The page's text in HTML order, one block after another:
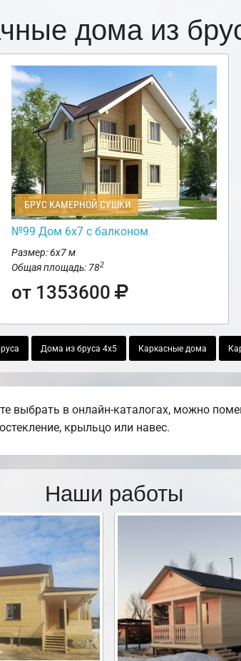
дома из
БРУС КАМЕРНОЙ СУШКИ
№99 Дом 6х7 с балконом
Размер: 6х7 м
Общая площадь: 782
от 1353600
Дома из бруса 4х5 Каркасные дома
выбрать в онлайн-каталогах, можно
крыльцо или навес.
Наши работы